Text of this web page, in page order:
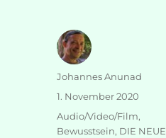
Autor
Johannes Anunad
Veröffentlicht
am
1. November 2020
Kategorien
Audio/Video/Film,
Bewusstsein, DIE NEUE